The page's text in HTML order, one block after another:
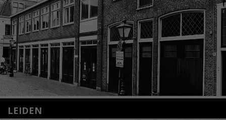
LEIDEN